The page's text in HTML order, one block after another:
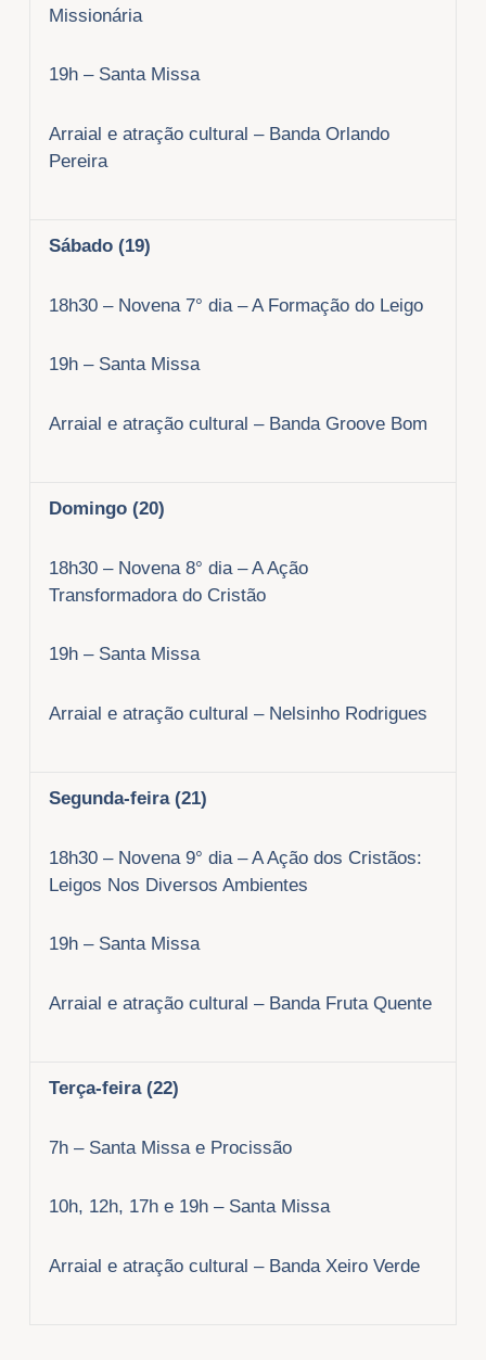
Missionária
19h – Santa Missa
Arraial e atração cultural – Banda Orlando
Pereira
Sábado (19)
18h30 – Novena 7° dia – A Formação do Leigo
19h – Santa Missa
Arraial e atração cultural – Banda Groove Bom
Domingo (20)
18h30 – Novena 8° dia – A Ação
Transformadora do Cristão
19h – Santa Missa
Arraial e atração cultural – Nelsinho Rodrigues
Segunda-feira (21)
18h30 – Novena 9° dia – A Ação dos Cristãos:
Leigos Nos Diversos Ambientes
19h – Santa Missa
Arraial e atração cultural – Banda Fruta Quente
Terça-feira (22)
7h – Santa Missa e Procissão
10h, 12h, 17h e 19h – Santa Missa
Arraial e atração cultural – Banda Xeiro Verde